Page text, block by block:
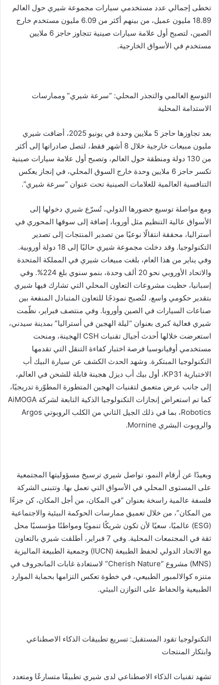
تخطى إجمالي عدد مستخدمي سيارات مجموعة شيري حول العالم
18.89 مليون عميل، من بينهم أكثر من 6.09 مليون مستخدم خارج
الصين، لتصبح أول علامة سيارات صينية تتجاوز حاجز 6 ملايين
مستخدم في الأسواق الخارجية.
التوسع العالمي والتجذر المحلي: “سرعة شيري” وممارسات
الاستدامة المحلية
بعد تجاوزها حاجز 5 ملايين وحدة في يونيو 2025، أضافت شيري
مليون مبيعات خارجية خلال 8 أشهر فقط، لتصل صادراتها إلى أكثر
من 130 دولة ومنطقة حول العالم، وتصبح أول علامة سيارات صينية
تكسر حاجز 6 ملايين وحدة خارج السوق المحلي، في إنجاز يعكس
التنافسية العالمية للعلامات الصينية تحت عنوان “سرعة شيري”.
ومع مواصلة توسيع حضورها الدولي، تُسرّع شيري دخولها إلى
الأسواق عالية التنظيم مثل أوروبا، إضافة إلى سوقها المحوري في
أستراليا، محققة انتقالًا نوعيًا من تصدير المنتجات إلى تصدير
التكنولوجيا. وقد دخلت مجموعة شيري حاليًا إلى 18 دولة أوروبية.
وفي يناير من هذا العام، بلغت مبيعات شيري في المملكة المتحدة
والاتحاد الأوروبي نحو 20 ألف وحدة، بنمو سنوي بلغ 224%. وفي
إسبانيا، حظيت مشروعات التعاون المحلي التي تشارك فيها شيري
بتقدير حكومي واسع، لتُصبح نموذجًا للتعاون المتبادل المنفعة بين
صناعات السيارات في الصين وأوروبا. وفي منتصف فبراير، نظّمت
شيري فعالية كبرى بعنوان “ليلة الهجين في أستراليا” بمدينة سيدني،
استعرضت خلالها أحدث أجيال تقنيات CSH الهجينة، ومنحت
مستخدمي أوقيانوسيا فرصة اختبار كفاءة التنقل التي تقدمها
التكنولوجيا المبتكرة. وشهد الحدث الكشف عن سيارة البيك أب
الاختبارية KP31، أول بيك أب ديزل هجينة قابلة للشحن في العالم،
إلى جانب عرض متعمق لتقنيات الهجين المتطورة المطوّرة تدريجيًا،
كما تم استعراض إنجازات التكنولوجيا الذكية التابعة لشركة AiMOGA
Robotics، بما في ذلك الجيل الثاني من الكلب الروبوتي Argos
والروبوت البشري Mornine.
وبعيدًا عن أرقام النمو، تواصل شيري ترسيخ مسؤوليتها المجتمعية
على المستوى المحلي في الأسواق التي تعمل بها. وتتبنى الشركة
فلسفة عالمية راسخة بعنوان “في المكان، من أجل المكان، كن جزءًا
من المكان”، من خلال تعميق ممارسات الحوكمة البيئية والاجتماعية
(ESG) عالميًا، سعيًا لأن تكون شريكًا تنمويًا ومواطنًا مؤسسيًا محل
ثقة في المجتمعات المحلية. وفي 7 فبراير، أطلقت شيري بالتعاون
مع الاتحاد الدولي لحفظ الطبيعة (IUCN) وجمعية الطبيعة الماليزية
(MNS) مشروع “Cherish Nature” لاستعادة غابات المانجروف في
متنزه كوالالمبور الطبيعي، في خطوة تعكس التزامها بحماية الموارد
الطبيعية والحفاظ على التوازن البيئي.
التكنولوجيا تقود المستقبل: تسريع تطبيقات الذكاء الاصطناعي
وابتكار المنتجات
تشهد تقنيات الذكاء الاصطناعي لدى شيري تطبيقًا متسارعًا ومتعدد